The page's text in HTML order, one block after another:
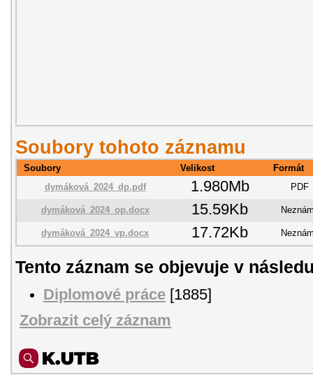
Soubory tohoto záznamu
Soubory Velikost
Formát
dymáková_2024_dp.pdf
1.980Mb PDF
dymáková_2024_op.docx 15.59Kb
dymáková_2024_vp.docx 17.72Kb
Tento záznam se objevuje v
Diplomové práce [1885]
Zobrazit celý záznam